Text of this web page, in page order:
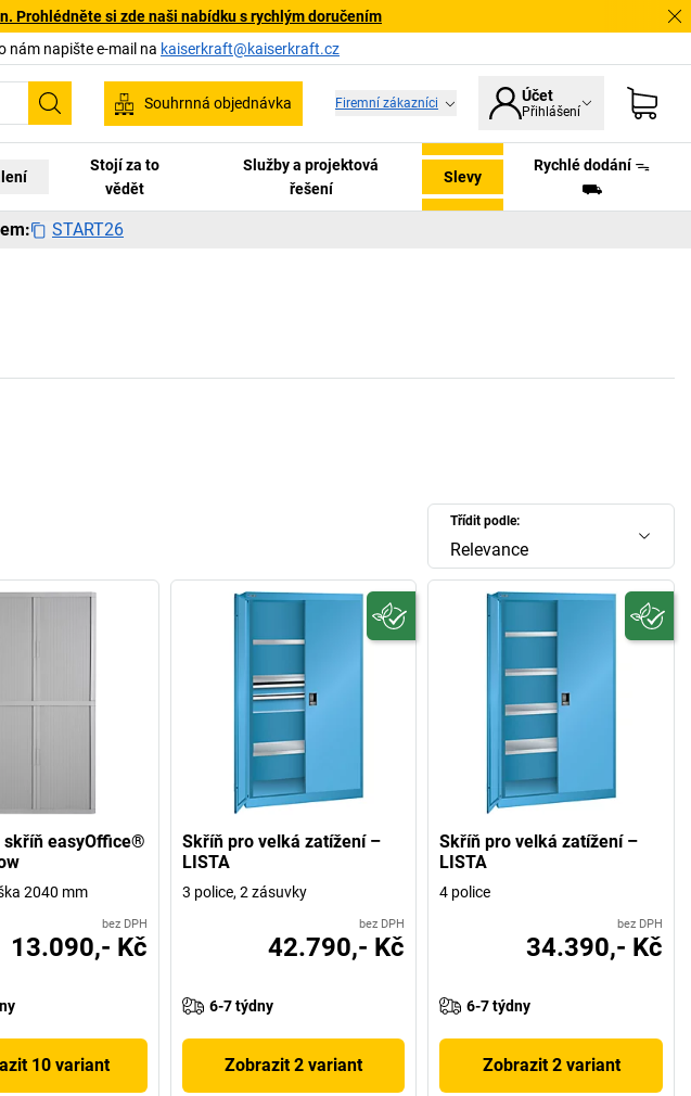
Prohlédněte si zde naši nabídku s rychlým doručením
nám napište e-mail na kaiserkraft@kaiserkraft.cz
Hledání
Souhrnná objednávka Firemní zákazníci Účet
Přihlášení
Stojí za to
vědět
Služby a projektová
řešení
Slevy
Rychlé dodání ᯓ
⛟
START26
Třídit podle:
Relevance
skříň easyOffice®
2040 mm
bez DPH
13.090,- Kč
10 variant
Skříň pro velká zatížení –
LISTA
3 police, 2 zásuvky
bez DPH
42.790,- Kč
6-7 týdny
Zobrazit 2 variant
Skříň pro velká zatížení –
LISTA
4 police
bez DPH
34.390,- Kč
6-7 týdny
Zobrazit 2 variant